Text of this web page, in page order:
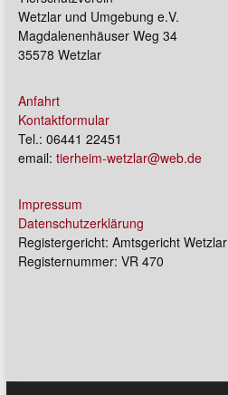
Wetzlar und Umgebung e.V.
Magdalenenhäuser Weg 34
35578 Wetzlar
Anfahrt
Kontaktformular
Tel.: 06441 22451
email: tierheim-wetzlar@web.de
Impressum
Datenschutzerklärung
Registergericht: Amtsgericht Wetzlar
Registernummer: VR 470